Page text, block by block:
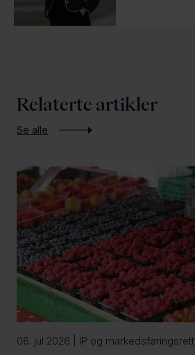
Relaterte artikler
Se alle
06. jul 2026 | IP og markedsføringsrett